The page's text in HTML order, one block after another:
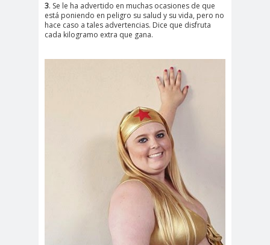
3. Se le ha advertido en muchas ocasiones de que
está poniendo en peligro su salud y su vida, pero no
hace caso a tales advertencias. Dice que disfruta
cada kilogramo extra que gana.